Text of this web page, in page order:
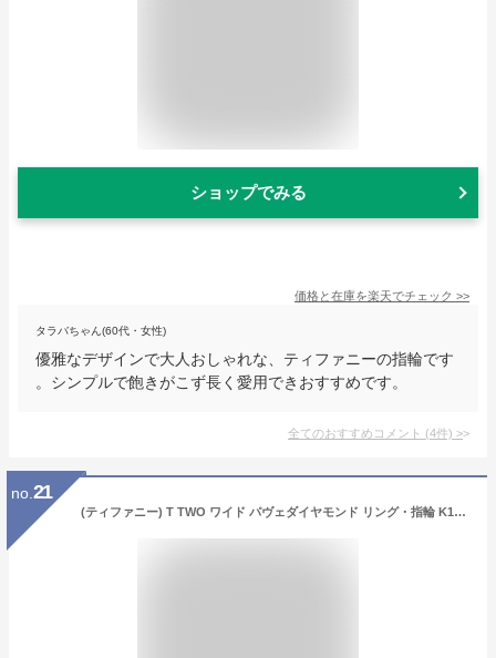
ショップでみる
価格と在庫を楽天でチェック >>
タラバちゃん(60代・女性)
優雅なデザインで大人おしゃれな、ティファニーの指輪です
。シンプルで飽きがこず長く愛用できおすすめです。
全てのおすすめコメント (4件) >
no. 21
(ティファニー) T TWO ワイド パヴェダイヤモンド リング・指輪 K18PG ユニセックス 中古